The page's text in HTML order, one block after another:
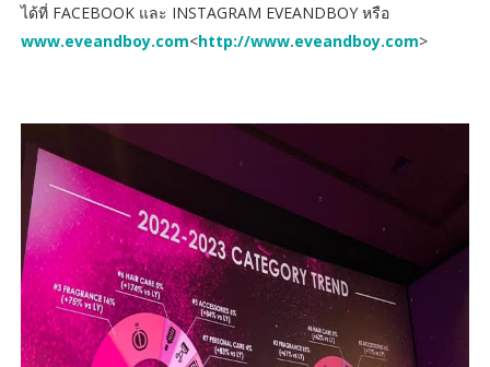
ได้ที่ FACEBOOK และ INSTAGRAM EVEANDBOY หรือ
www.eveandboy.com<http://www.eveandboy.com>